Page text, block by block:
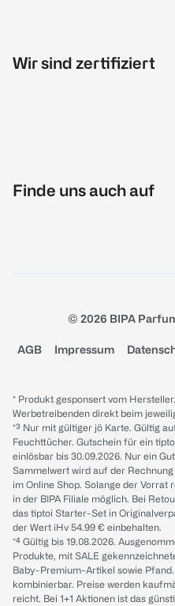
Wir sind zertifiziert
Finde uns auch auf
© 2026 BIPA
AGB Impressum
* Produkt gesponsert vom
Werbetreibenden direkt beim
*³ Nur mit gültiger jö Karte. Gültig
Feuchttücher. Gutschein für ein
einlösbar bis 30.09.2026. Nur ein
Sammelwert wird auf der
im Online Shop. Solange der
in der BIPA Filiale möglich. Bei
das tiptoi Starter-Set in
der Wert iHv 54.99 € einbehalten.
*⁴ Gültig bis 19.08.2026.
Produkte, mit SALE
Baby-Premium-Artikel sowie
kombinierbar. Preise werden
reicht. Bei 1+1 Aktionen ist das